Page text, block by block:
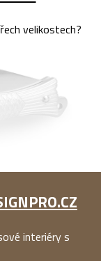
velikostech?
interiéry s